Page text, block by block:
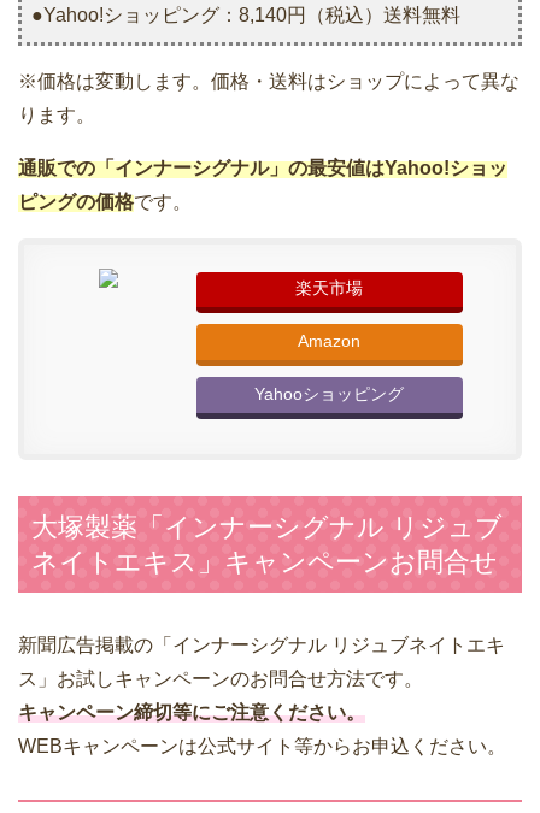
●Yahoo!ショッピング：8,140円（税込）送料無料
※価格は変動します。価格・送料はショップによって異な
ります。
通販での「インナーシグナル」の最安値はYahoo!ショッ
ピングの価格です。
楽天市場
Amazon
Yahooショッピング
大塚製薬「インナーシグナル リジュブ
ネイトエキス」キャンペーンお問合せ
新聞広告掲載の「インナーシグナル リジュブネイトエキ
ス」お試しキャンペーンのお問合せ方法です。
キャンペーン締切等にご注意ください。
WEBキャンペーンは公式サイト等からお申込ください。